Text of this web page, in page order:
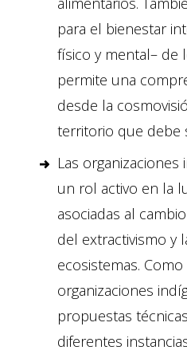
para el bienestar
físico y mental– de
permite una
desde la
territorio que debe
Las
un rol activo en la
asociadas al
del extractivismo y
ecosistemas.
organizaciones
propuestas
diferentes